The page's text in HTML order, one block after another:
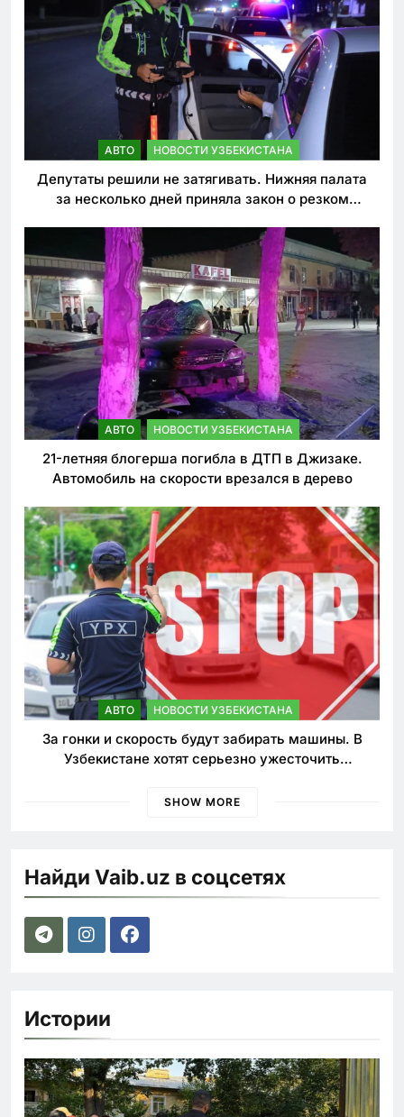
АВТО НОВОСТИ УЗБЕКИСТАНА
Депутаты решили не затягивать. Нижняя палата
за несколько дней приняла закон о резком
АВТО НОВОСТИ УЗБЕКИСТАНА
21-летняя блогерша погибла в ДТП в Джизаке.
Автомобиль на скорости врезался в дерево
АВТО НОВОСТИ УЗБЕКИСТАНА
За гонки и скорость будут забирать машины. В
Узбекистане хотят серьезно ужесточить
SHOW MORE
Найди Vaib.uz в соцсетях
Истории